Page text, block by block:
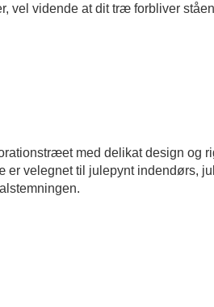
vel vidende at dit træ forbliver
med delikat design og
velegnet til julepynt indendørs,